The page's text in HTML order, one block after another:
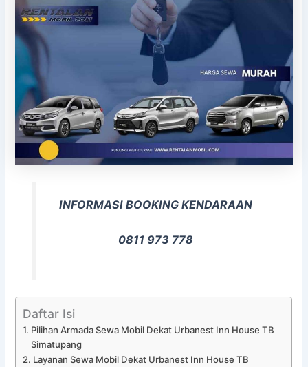
INFORMASI BOOKING KENDARAAN
0811 973 778
Daftar Isi
Pilihan Armada Sewa Mobil Dekat Urbanest Inn House TB
Simatupang
Layanan Sewa Mobil Dekat Urbanest Inn House TB